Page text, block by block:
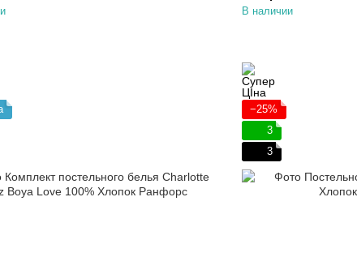
В наличии
−25%
3
3